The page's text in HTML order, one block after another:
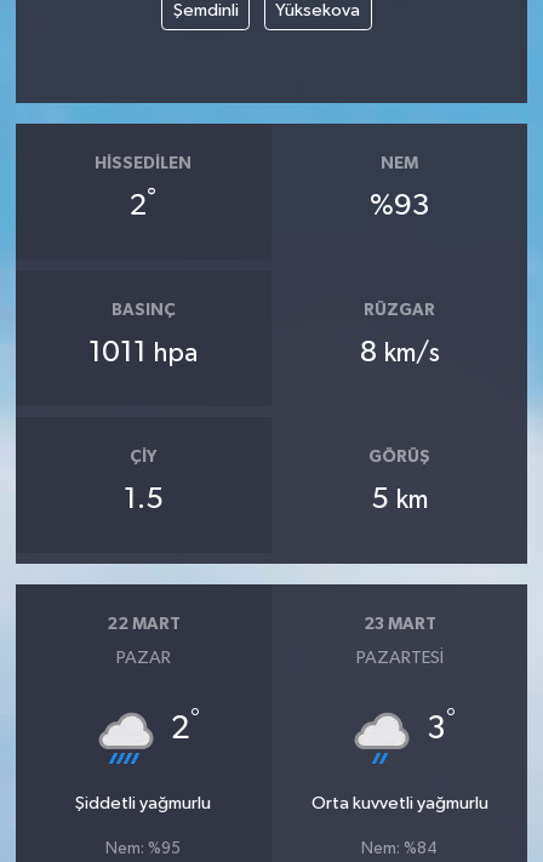
Şemdinli Yüksekova
HISSEDILEN
2°
NEM
%93
BASINÇ
1011 hpa
RÜZGAR
8 km/s
ÇIY
1.5
GÖRÜŞ
5 km
22 MART
PAZAR
2°
Şiddetli yağmurlu
Nem: %95
23 MART
PAZARTESI
3°
Orta kuvvetli yağmurlu
Nem: %84
KENT GÜNDEMİ
MAGAZİN
OTOMOTİV
Resmi İlanlar
Savaştepe
SİYASET